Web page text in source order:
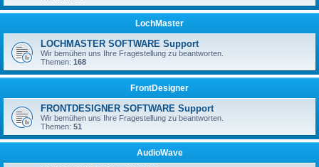
LochMaster
LOCHMASTER SOFTWARE Support
Wir bemühen uns Ihre Fragestellung zu beantworten.
Themen: 168
FrontDesigner
FRONTDESIGNER SOFTWARE Support
Wir bemühen uns Ihre Fragestellung zu beantworten.
Themen: 51
AudioWave